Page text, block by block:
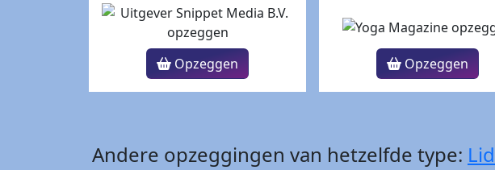
Opzeggen Opzeggen
Andere opzeggingen van hetzelfde type: